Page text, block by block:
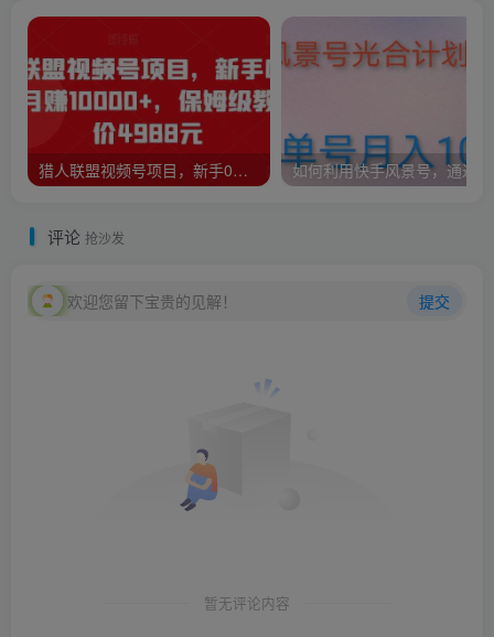
猎人联盟视频号项目，新手0基础轻松月赚10000+，保姆级教程原价4988元
评论 抢沙发
欢迎您留下宝贵的见解！ 提交
暂无评论内容